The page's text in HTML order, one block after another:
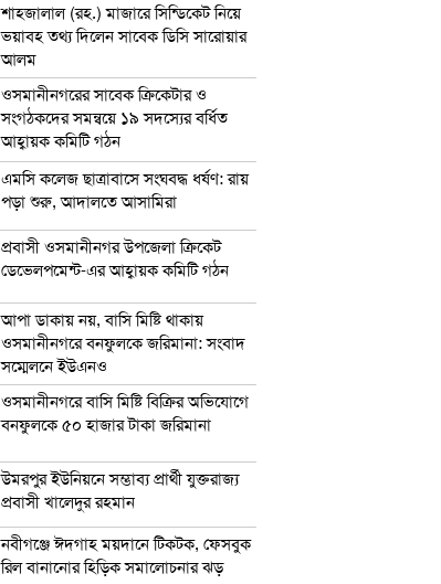
শাহজালাল (রহ.) মাজারে সিন্ডিকেট নিয়ে
ভয়াবহ তথ্য দিলেন সাবেক ডিসি সারোয়ার
আলম
ওসমানীনগরের সাবেক ক্রিকেটার ও
সংগঠকদের সমন্বয়ে ১৯ সদস্যের বর্ধিত
আহ্বায়ক কমিটি গঠন
এম‌সি কলেজ ছাত্রাবাসে সংঘবদ্ধ ধর্ষণ: রায়
পড়া শুরু, আদালতে আসামিরা
প্রবাসী ওসমানীনগর উপজেলা ক্রিকেট
ডেভেলপমেন্ট-এর আহ্বায়ক কমিটি গঠন
আপা ডাকায় নয়, বাসি মিষ্টি থাকায়
ওসমানীনগরে বনফুলকে জরিমানা: সংবাদ
সম্মেলনে ইউএনও
ওসমানীনগরে বাসি মিষ্টি বিক্রির অভিযোগে
বনফুলকে ৫০ হাজার টাকা জরিমানা
উমরপুর ইউনিয়নে সম্ভাব্য প্রার্থী যুক্তরাজ্য
প্রবাসী খালেদুর রহমান
নবীগঞ্জে ঈদগাহ ময়দানে টিকটক, ফেসবুক
রিল বানানোর হিড়িক সমালোচনার ঝড়